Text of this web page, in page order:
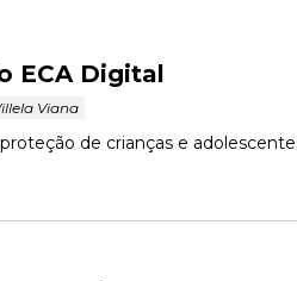
ECA Digital
Viana
de crianças e